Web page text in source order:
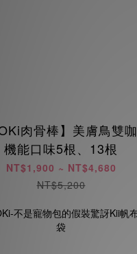
肉骨棒】美膚鳥雙咖
機能口味5根、13根
NT$1,900 ~ NT$4,680
NT$5,200